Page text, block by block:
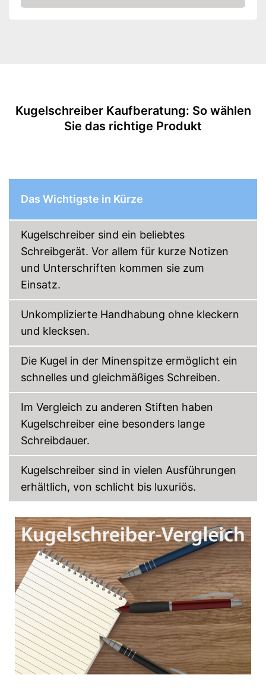
Amazon
Kugelschreiber Kaufberatung: So wählen
Sie das richtige Produkt
Das Wichtigste in Kürze
Kugelschreiber sind ein beliebtes
Schreibgerät. Vor allem für kurze Notizen
und Unterschriften kommen sie zum
Einsatz.
Unkomplizierte Handhabung ohne kleckern
und klecksen.
Die Kugel in der Minenspitze ermöglicht ein
schnelles und gleichmäßiges Schreiben.
Im Vergleich zu anderen Stiften haben
Kugelschreiber eine besonders lange
Schreibdauer.
Kugelschreiber sind in vielen Ausführungen
erhältlich, von schlicht bis luxuriös.